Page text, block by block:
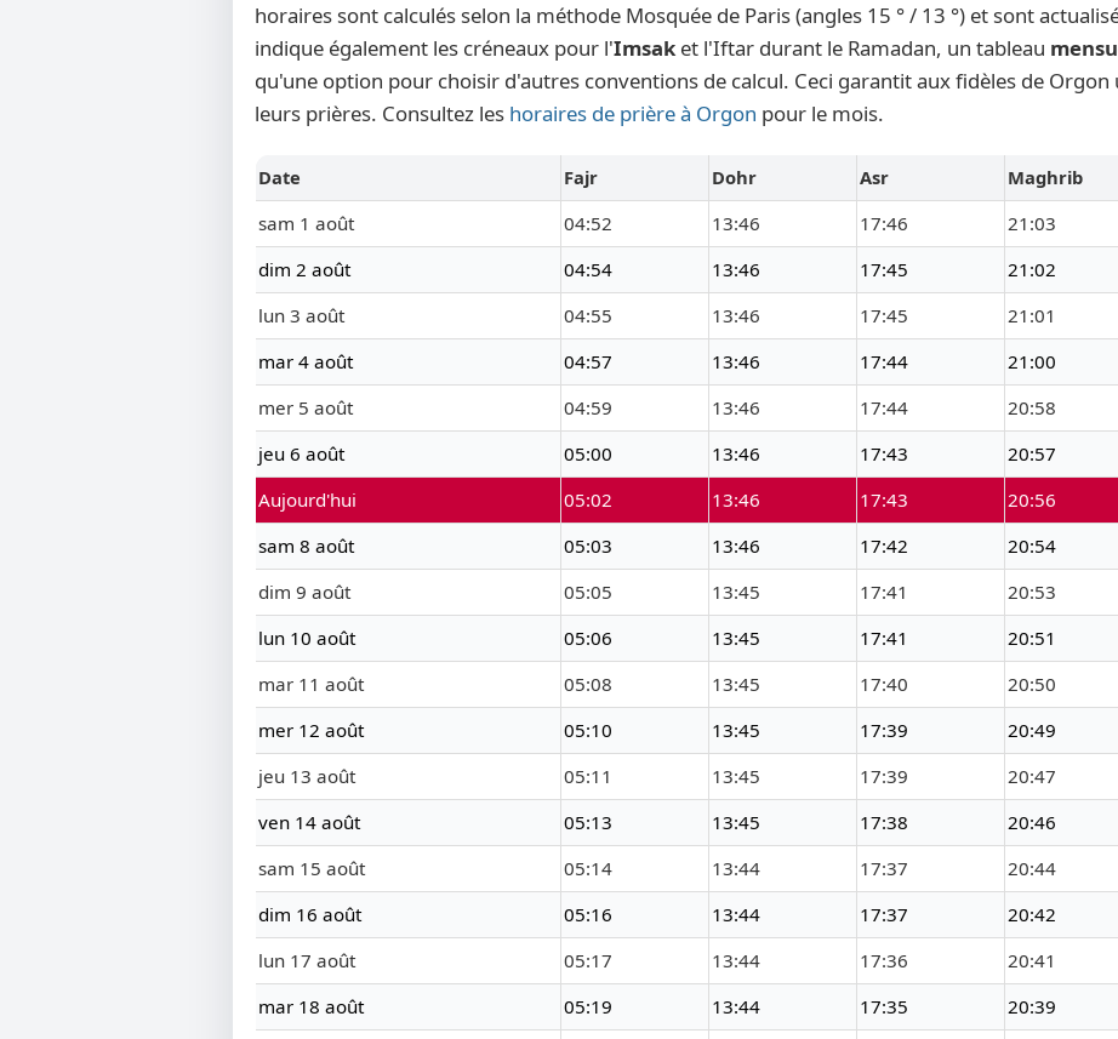
horaires sont calculés selon la méthode Mosquée de Paris (angles 15 ° / 13 °) et sont
indique également les créneaux pour l'Imsak et l'Iftar durant le Ramadan, un tableau
qu'une option pour choisir d'autres conventions de calcul. Ceci garantit aux fidèles de
leurs prières. Consultez les horaires de prière à Orgon pour le mois.
Date Fajr Dohr Asr Maghrib
sam 1 août
04:52 13:46 17:46 21:03
dim 2 août
04:54 13:46 17:45 21:02
lun 3 août
04:55 13:46 17:45 21:01
mar 4 août
04:57 13:46 17:44 21:00
mer 5 août
04:59 13:46 17:44 20:58
jeu 6 août
05:00 13:46 17:43 20:57
Aujourd'hui
05:02 13:46 17:43 20:56
sam 8 août
05:03 13:46 17:42 20:54
dim 9 août
05:05 13:45 17:41 20:53
lun 10 août
05:06 13:45 17:41 20:51
mar 11 août
05:08 13:45 17:40 20:50
mer 12 août
05:10 13:45 17:39 20:49
jeu 13 août
05:11 13:45 17:39 20:47
ven 14 août
05:13 13:45 17:38 20:46
sam 15 août
05:14 13:44 17:37 20:44
dim 16 août
05:16 13:44 17:37 20:42
lun 17 août
05:17 13:44 17:36 20:41
mar 18 août
05:19 13:44 17:35 20:39